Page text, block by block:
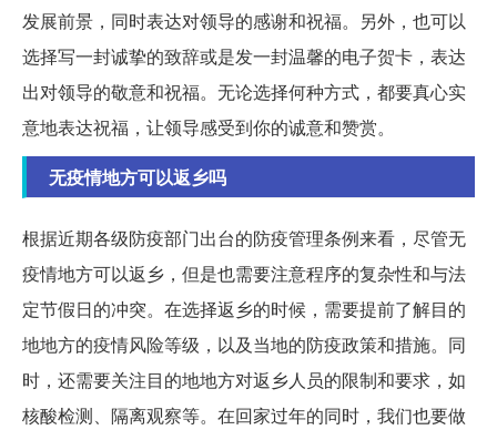
发展前景，同时表达对领导的感谢和祝福。另外，也可以
选择写一封诚挚的致辞或是发一封温馨的电子贺卡，表达
出对领导的敬意和祝福。无论选择何种方式，都要真心实
意地表达祝福，让领导感受到你的诚意和赞赏。
无疫情地方可以返乡吗
根据近期各级防疫部门出台的防疫管理条例来看，尽管无
疫情地方可以返乡，但是也需要注意程序的复杂性和与法
定节假日的冲突。在选择返乡的时候，需要提前了解目的
地地方的疫情风险等级，以及当地的防疫政策和措施。同
时，还需要关注目的地地方对返乡人员的限制和要求，如
核酸检测、隔离观察等。在回家过年的同时，我们也要做